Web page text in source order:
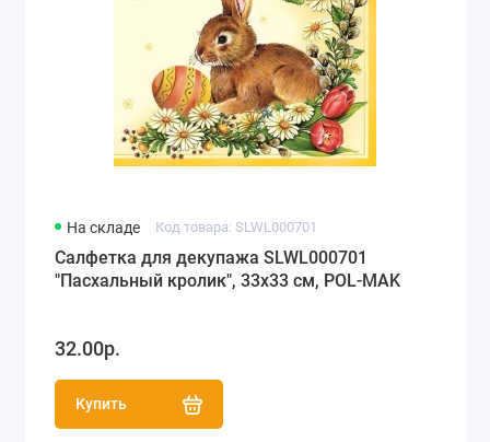
На складе Код товара: SLWL000701
Салфетка для декупажа SLWL000701
"Пасхальный кролик", 33х33 см, POL-MAK
32.00р.
Купить